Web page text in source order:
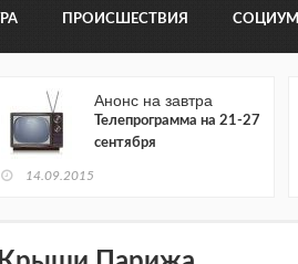
ПРОИСШЕСТВИЯ СОЦИУМ
Анонс на завтра
Телепрограмма на 21-27
сентября
14.09.2015